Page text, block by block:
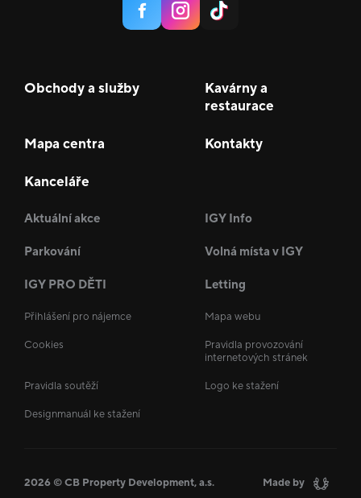
Obchody a služby
Kavárny a
restaurace
Mapa centra Kontakty
Kanceláře
Aktuální akce IGY Info
Parkování Volná místa v IGY
IGY PRO DĚTI Letting
Přihlášení pro nájemce Mapa webu
Cookies
Pravidla provozování
internetových stránek
Pravidla soutěží Logo ke stažení
Designmanuál ke stažení
2026 © CB Property Development, a.s. Made by